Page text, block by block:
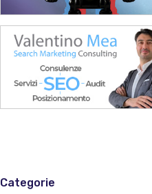
Categorie